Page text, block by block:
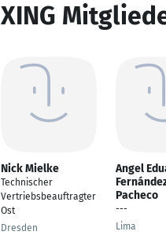
XING
Nick Mielke
Technischer
Vertriebsbeauftragter
Ost
Dresden
Angel
Pacheco
---
Lima